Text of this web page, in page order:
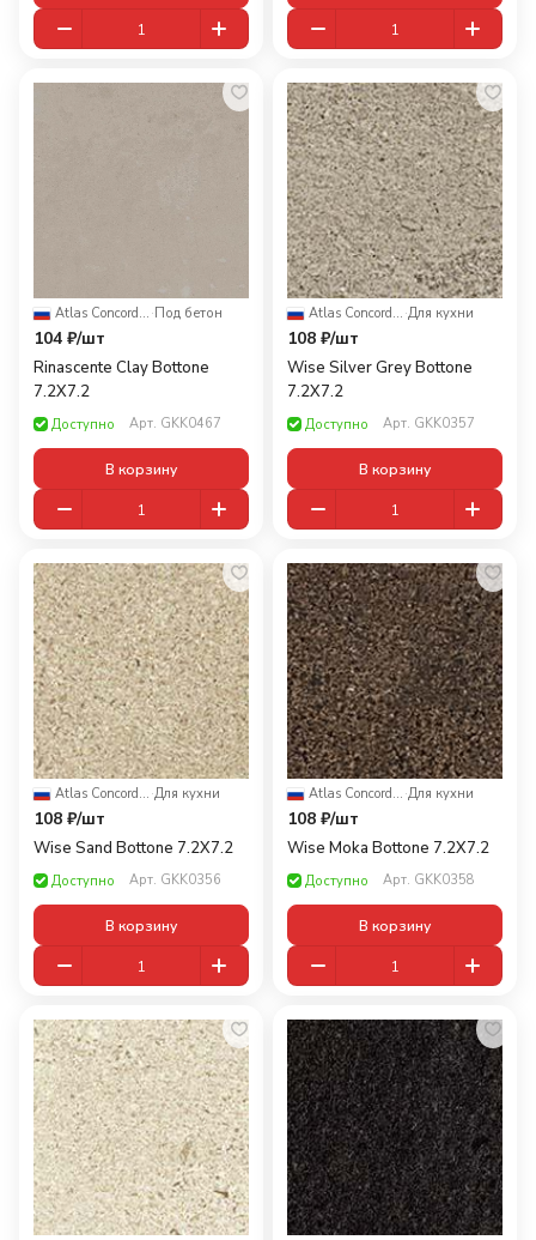
Atlas Concorde Russia ·Под бетон
104 ₽/шт
Rinascente Clay Bottone
7.2X7.2
Доступно Арт. GKK0467
В корзину
Atlas Concorde Russia ·Для кухни
108 ₽/шт
Wise Silver Grey Bottone
7.2X7.2
Доступно Арт. GKK0357
В корзину
Atlas Concorde Russia ·Для кухни
108 ₽/шт
Wise Sand Bottone 7.2X7.2
Доступно Арт. GKK0356
В корзину
Atlas Concorde Russia ·Для кухни
108 ₽/шт
Wise Moka Bottone 7.2X7.2
Доступно Арт. GKK0358
В корзину